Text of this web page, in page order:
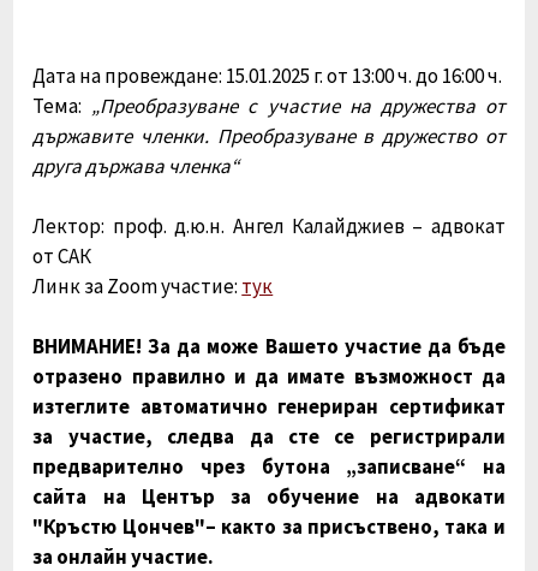
Дата на провеждане: 15.01.2025 г. от 13:00 ч. до 16:00 ч.
Тема: „Преобразуване с участие на дружества от
държавите членки. Преобразуване в дружество от
друга държава членка“
Лектор: проф. д.ю.н. Ангел Калайджиев – адвокат
от САК
Линк за Zoom участие: тук
ВНИМАНИЕ! За да може Вашето участие да бъде
отразено правилно и да имате възможност да
изтеглите автоматично генериран сертификат
за участие, следва да сте се регистрирали
предварително чрез бутона „записване“ на
сайта на Център за обучение на адвокати
"Кръстю Цончев"– както за присъствено, така и
за онлайн участие.